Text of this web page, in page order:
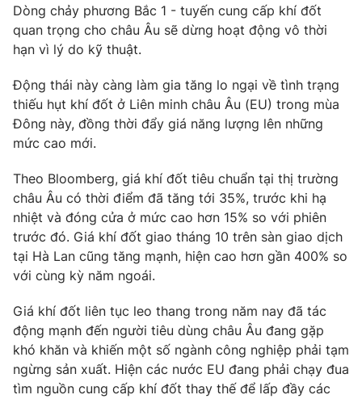
Góc doanh nghiệp
Truyền hình
Phim VTV
Hậu trường
Nhân vật
Khán giả
Giải sao mai
Điện ảnh
Âm nhạc
Đời sống
Du lịch
Làm đẹp
Chất lượng cuộc sống
Tuyển sinh
Học trực tuyến
Công nghệ
Hitech Công nghệ tương lai
Sản phẩm
Thị trường
Tư vấn
Giao lưu trực tuyến
Chuyên mục khác
Emagazine Podcast
Dòng chảy phương Bắc 1 - tuyến cung cấp khí đốt
quan trọng cho châu Âu sẽ dừng hoạt động vô thời
hạn vì lý do kỹ thuật.
Động thái này càng làm gia tăng lo ngại về tình trạng
thiếu hụt khí đốt ở Liên minh châu Âu (EU) trong mùa
Đông này, đồng thời đẩy giá năng lượng lên những
mức cao mới.
Theo Bloomberg, giá khí đốt tiêu chuẩn tại thị trường
châu Âu có thời điểm đã tăng tới 35%, trước khi hạ
nhiệt và đóng cửa ở mức cao hơn 15% so với phiên
trước đó. Giá khí đốt giao tháng 10 trên sàn giao dịch
tại Hà Lan cũng tăng mạnh, hiện cao hơn gần 400% so
với cùng kỳ năm ngoái.
Giá khí đốt liên tục leo thang trong năm nay đã tác
động mạnh đến người tiêu dùng châu Âu đang gặp
khó khăn và khiến một số ngành công nghiệp phải tạm
ngừng sản xuất. Hiện các nước EU đang phải chạy đua
tìm nguồn cung cấp khí đốt thay thế để lấp đầy các